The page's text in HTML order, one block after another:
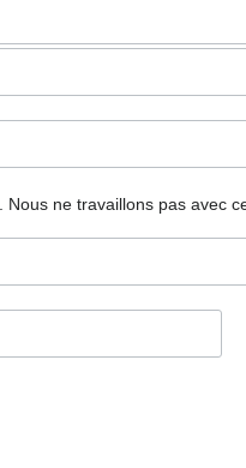
Nous ne travaillons pas avec